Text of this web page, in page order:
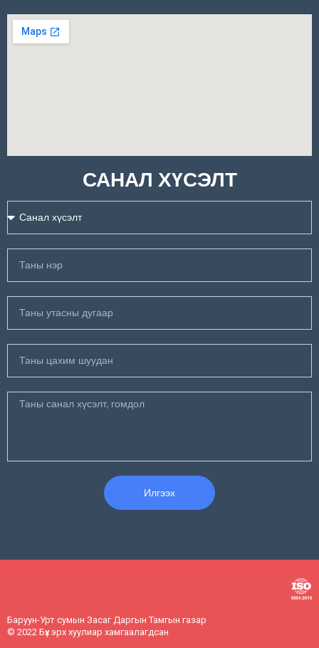
САНАЛ ХҮСЭЛТ
Илгээх
Баруун-Урт сумын Засаг Даргын Тамгын газар
© 2022 Бүх эрх хуулиар хамгаалагдсан